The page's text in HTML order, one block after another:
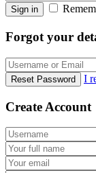
Sign in
Forgot your
Reset Password I
Create Account